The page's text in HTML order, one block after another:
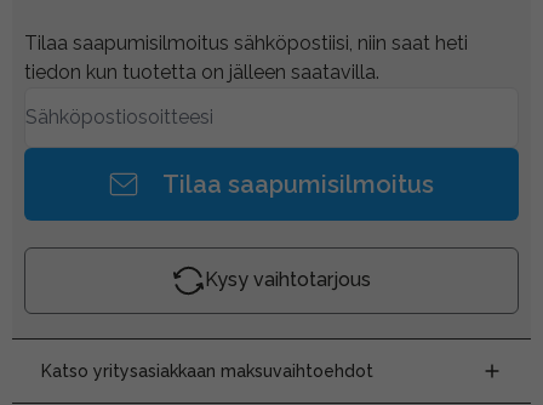
Tilaa saapumisilmoitus sähköpostiisi, niin saat heti
tiedon kun tuotetta on jälleen saatavilla.
Tilaa saapumisilmoitus
Kysy vaihtotarjous
Katso yritysasiakkaan maksuvaihtoehdot